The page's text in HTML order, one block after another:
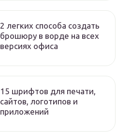
2 легких способа создать
брошюру в ворде на всех
версиях офиса
15 шрифтов для печати,
сайтов, логотипов и
приложений